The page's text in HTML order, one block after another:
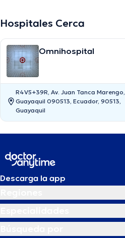
Hospitales Cerca
Omnihospital
R4V5+39R, Av. Juan Tanca Marengo,
Guayaquil 090513, Ecuador, 90513,
Guayaquil
Descarga la app